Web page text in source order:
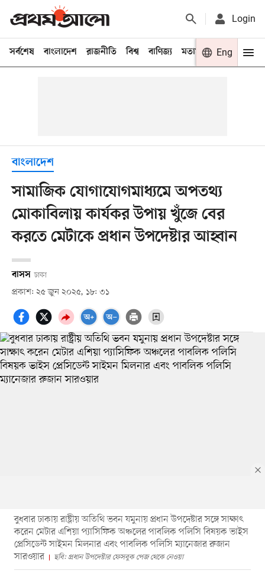
Login
সর্বশেষ বাংলাদেশ রাজনীতি বিশ্ব বাণিজ্য মতামত খেলা
Eng
বাংলাদেশ
সামাজিক যোগাযোগমাধ্যমে অপতথ্য
মোকাবিলায় কার্যকর উপায় খুঁজে বের
করতে মেটাকে প্রধান উপদেষ্টার আহ্বান
বাসস ঢাকা
প্রকাশ: ২৫ জুন ২০২৫, ১৮: ৩১
বুধবার ঢাকায় রাষ্ট্রীয় অতিথি ভবন যমুনায় প্রধান উপদেষ্টার সঙ্গে সাক্ষাৎ
করেন মেটার এশিয়া প্যাসিফিক অঞ্চলের পাবলিক পলিসি বিষয়ক ভাইস
প্রেসিডেন্ট সাইমন মিলনার এবং পাবলিক পলিসি ম্যানেজার রুজান
সারওয়ার
ছবি: প্রধান উপদেষ্টার ফেসবুক পেজ থেকে নেওয়া